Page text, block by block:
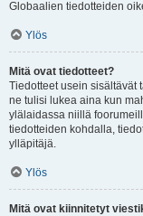
Globaalien tiedotteiden
Ylös
Mitä ovat tiedotteet?
Tiedotteet usein sisältävät
ne tulisi lukea aina kun
ylälaidassa niillä
tiedotteiden kohdalla,
ylläpitäjä.
Ylös
Mitä ovat kiinnitetyt